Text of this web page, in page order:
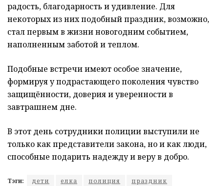
радость, благодарность и удивление. Для
некоторых из них подобный праздник, возможно,
стал первым в жизни новогодним событием,
наполненным заботой и теплом.
Подобные встречи имеют особое значение,
формируя у подрастающего поколения чувство
защищённости, доверия и уверенности в
завтрашнем дне.
В этот день сотрудники полиции выступили не
только как представители закона, но и как люди,
способные подарить надежду и веру в добро.
Тэги: дети елка полиция праздник